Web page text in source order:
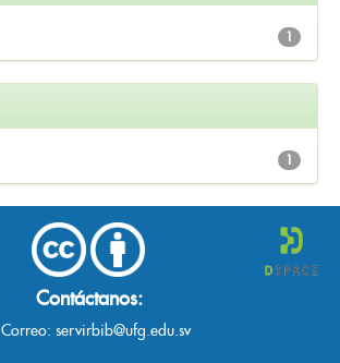
1
1
Contáctanos:
Correo: servirbib@ufg.edu.sv